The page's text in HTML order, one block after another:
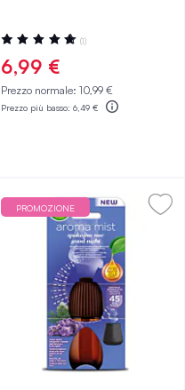
Valutazione:
100%
(1)
6,99 €
Prezzo normale: 10,99 €
Prezzo più basso: 6,49 €
PROMOZIONE